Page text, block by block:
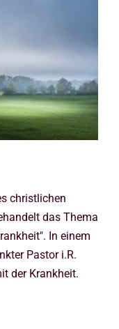
christlichen
das Thema
In einem
Pastor i.R.
der Krankheit.